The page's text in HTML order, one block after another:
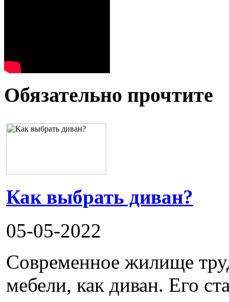
Обязательно прочтите
Как выбрать диван?
05-05-2022
Современное жилище
мебели, как диван. Его